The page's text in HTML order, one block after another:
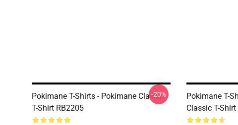
Pokimane T-Shirts - Pokimane Classic
T-Shirt RB2205
-20%
Pokimane T-
Classic T-